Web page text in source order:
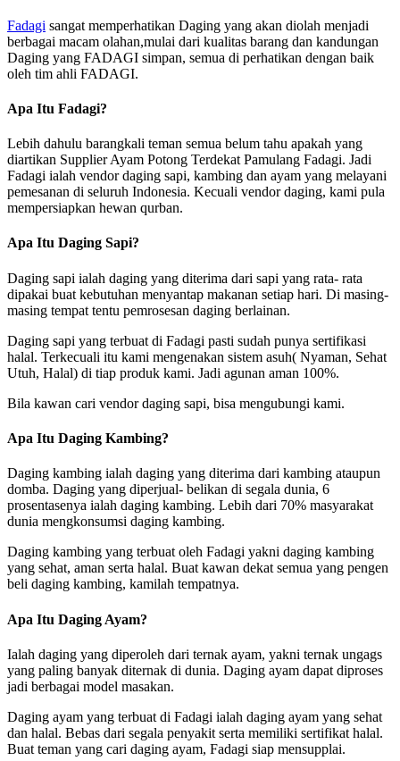
Fadagi sangat memperhatikan Daging yang akan diolah menjadi
berbagai macam olahan,mulai dari kualitas barang dan kandungan
Daging yang FADAGI simpan, semua di perhatikan dengan baik
oleh tim ahli FADAGI.
Apa Itu Fadagi?
Lebih dahulu barangkali teman semua belum tahu apakah yang
diartikan Supplier Ayam Potong Terdekat Pamulang Fadagi. Jadi
Fadagi ialah vendor daging sapi, kambing dan ayam yang melayani
pemesanan di seluruh Indonesia. Kecuali vendor daging, kami pula
mempersiapkan hewan qurban.
Apa Itu Daging Sapi?
Daging sapi ialah daging yang diterima dari sapi yang rata- rata
dipakai buat kebutuhan menyantap makanan setiap hari. Di masing-
masing tempat tentu pemrosesan daging berlainan.
Daging sapi yang terbuat di Fadagi pasti sudah punya sertifikasi
halal. Terkecuali itu kami mengenakan sistem asuh( Nyaman, Sehat
Utuh, Halal) di tiap produk kami. Jadi agunan aman 100%.
Bila kawan cari vendor daging sapi, bisa mengubungi kami.
Apa Itu Daging Kambing?
Daging kambing ialah daging yang diterima dari kambing ataupun
domba. Daging yang diperjual- belikan di segala dunia, 6
prosentasenya ialah daging kambing. Lebih dari 70% masyarakat
dunia mengkonsumsi daging kambing.
Daging kambing yang terbuat oleh Fadagi yakni daging kambing
yang sehat, aman serta halal. Buat kawan dekat semua yang pengen
beli daging kambing, kamilah tempatnya.
Apa Itu Daging Ayam?
Ialah daging yang diperoleh dari ternak ayam, yakni ternak ungags
yang paling banyak diternak di dunia. Daging ayam dapat diproses
jadi berbagai model masakan.
Daging ayam yang terbuat di Fadagi ialah daging ayam yang sehat
dan halal. Bebas dari segala penyakit serta memiliki sertifikat halal.
Buat teman yang cari daging ayam, Fadagi siap mensupplai.